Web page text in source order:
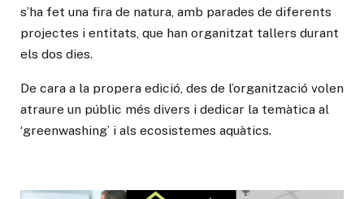
s’ha fet una fira de natura, amb parades de diferents
projectes i entitats, que han organitzat tallers durant
els dos dies.
De cara a la propera edició, des de l’organització volen
atraure un públic més divers i dedicar la temàtica al
‘greenwashing’ i als ecosistemes aquàtics.